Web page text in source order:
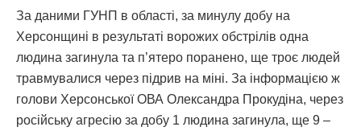
За даними ГУНП в області, за минулу добу на
Херсонщині в результаті ворожих обстрілів одна
людина загинула та п’ятеро поранено, ще троє людей
травмувалися через підрив на міні. За інформацією ж
голови Херсонської ОВА Олександра Прокудіна, через
російську агресію за добу 1 людина загинула, ще 9 –